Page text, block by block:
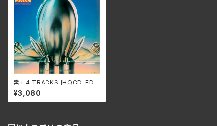
紫+ 4 TRACKS [HQCD-EDI
TION]/紫 SWAX-319A
¥3,080